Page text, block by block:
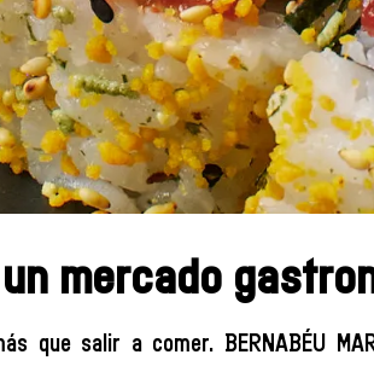
un mercado
que salir a comer. BERNABÉU